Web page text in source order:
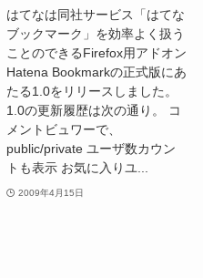
はてなは同社サービス「はてな
ブックマーク」を効率よく扱う
ことのできるFirefox用アドオン
Hatena Bookmarkの正式版にあ
たる1.0をリリースしました。
1.0の更新履歴は次の通り。 コ
メントビュワーで、
public/private ユーザ数カウン
トも表示 お気に入りユ...
2009年4月15日